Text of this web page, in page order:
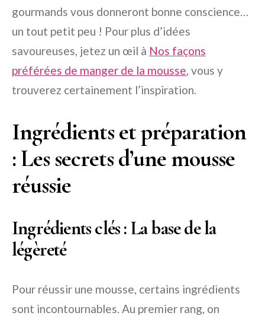
gourmands vous donneront bonne conscience…
un tout petit peu ! Pour plus d’idées
savoureuses, jetez un œil à Nos façons
préférées de manger de la mousse, vous y
trouverez certainement l’inspiration.
Ingrédients et préparation
: Les secrets d’une mousse
réussie
Ingrédients clés : La base de la
légèreté
Pour réussir une mousse, certains ingrédients
sont incontournables. Au premier rang, on